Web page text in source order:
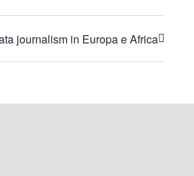
journalism in Europa e Africa